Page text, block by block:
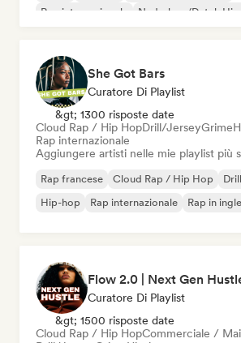
Rap internazionale
Nederhop/Dutch
She Got Bars
Curatore Di Playlist
&gt; 1300 risposte date
Cloud Rap / Hip HopDrill/JerseyGrime
Rap internazionale
Aggiungere artisti nelle mie playlist più
Rap francese Cloud Rap / Hip Hop
Hip-hop
Rap internazionale Rap in
Flow 2.0 | Next Gen
Curatore Di Playlist
&gt; 1500 risposte date
Cloud Rap / Hip HopCommerciale /